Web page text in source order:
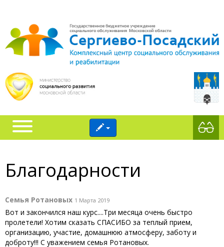
Благодарности
Семья Ротановых 1 Марта 2019
Вот и закончился наш курс....Три месяца очень быстро
пролетели! Хотим сказать СПАСИБО за теплый прием,
организацию, участие, домашнюю атмосферу, заботу и
доброту!!! С уважением семья Ротановых.